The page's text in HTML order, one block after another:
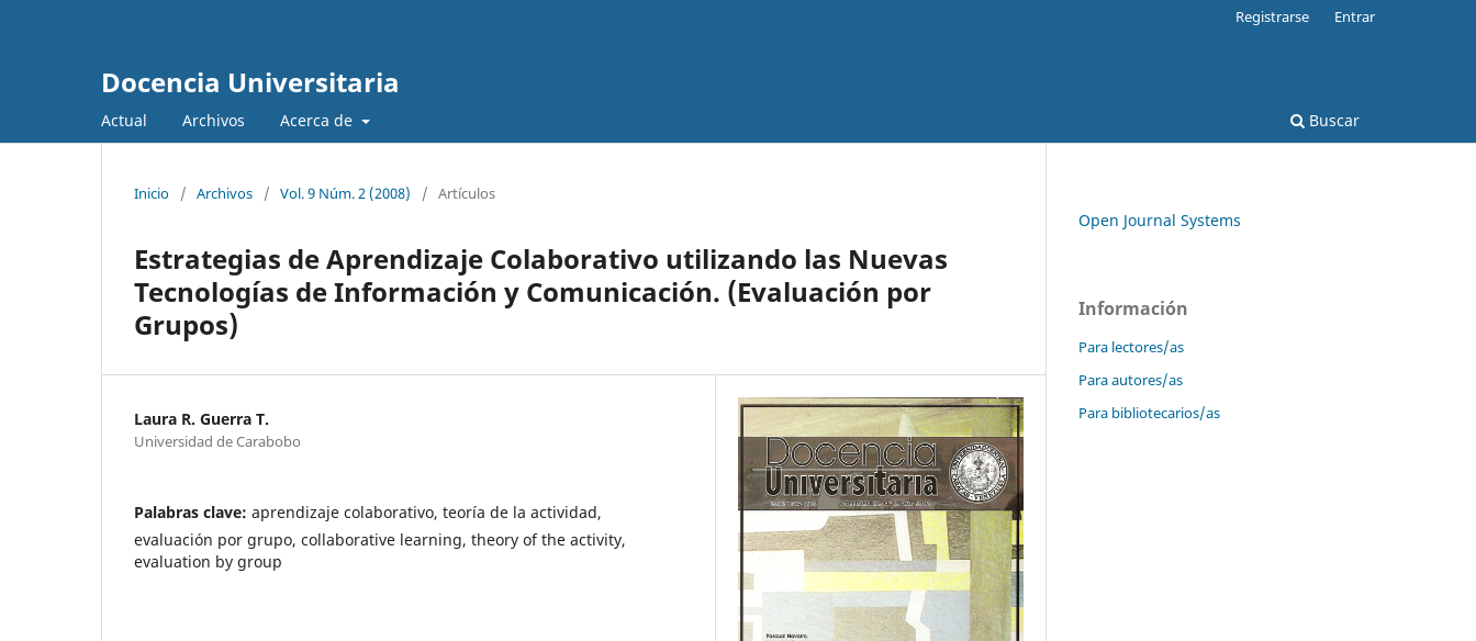
Docencia Universitaria
Actual Archivos Acerca de Buscar
Registrarse Entrar
Inicio / Archivos / Vol. 9 Núm. 2 (2008) / Artículos
Estrategias de Aprendizaje Colaborativo utilizando las Nuevas
Tecnologías de Información y Comunicación. (Evaluación por
Grupos)
Laura R. Guerra T.
Universidad de Carabobo
Palabras clave: aprendizaje colaborativo, teoría de la actividad,
evaluación por grupo, collaborative learning, theory of the activity,
evaluation by group
Open Journal Systems
Información
Para lectores/as
Para autores/as
Para bibliotecarios/as